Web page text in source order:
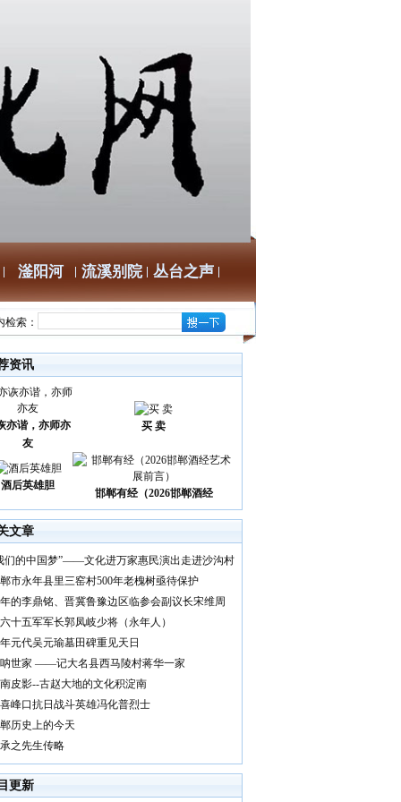
滏阳河 流溪别院 丛台之声
检索：
资讯
亦谐，亦师亦
友
买 卖
酒后英雄胆
邯郸有经（2026邯郸酒经
文章
们的中国梦”——文化进万家惠民演出走进沙沟村
市永年县里三窑村500年老槐树亟待保护
的李鼎铭、晋冀鲁豫边区临参会副议长宋维周
十五军军长郭凤岐少将（永年人）
元代吴元瑜墓田碑重见天日
世家 ——记大名县西马陵村蒋华一家
皮影--古赵大地的文化积淀南
峰口抗日战斗英雄冯化普烈士
历史上的今天
之先生传略
更新